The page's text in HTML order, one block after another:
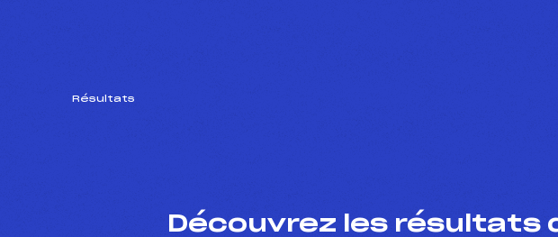
Résultats
Découvrez les résultats